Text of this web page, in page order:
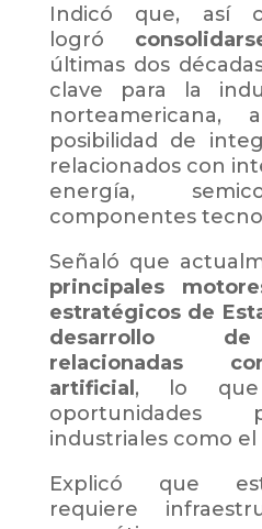
Indicó que, así
logró
últimas dos
clave para la
norteamericana,
posibilidad de
relacionados con
energía,
componentes
Señaló que
principales
estratégicos de
desarrollo
relacionadas
artificial , lo que
oportunidades
industriales como el
Explicó que
requiere